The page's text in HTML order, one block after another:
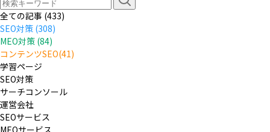
全ての記事 (433)
SEO対策 (308)
MEO対策 (84)
コンテンツSEO(41)
学習ページ
SEO対策
サーチコンソール
運営会社
SEOサービス